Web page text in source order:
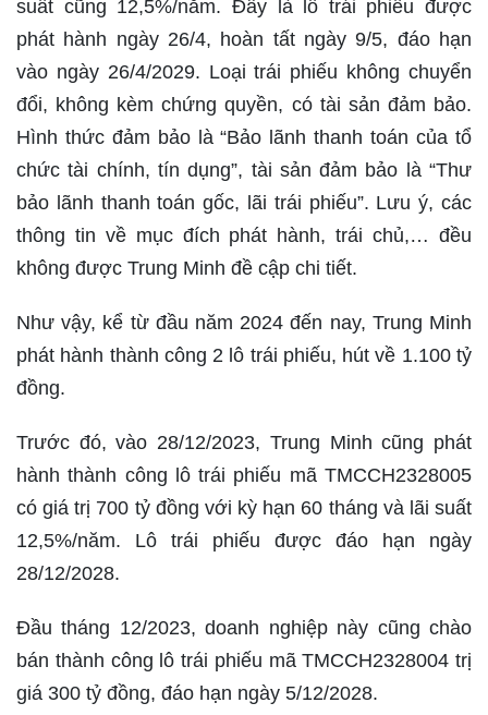
suất cũng 12,5%/năm. Đây là lô trái phiếu được
phát hành ngày 26/4, hoàn tất ngày 9/5, đáo hạn
vào ngày 26/4/2029. Loại trái phiếu không chuyển
đổi, không kèm chứng quyền, có tài sản đảm bảo.
Hình thức đảm bảo là “Bảo lãnh thanh toán của tổ
chức tài chính, tín dụng”, tài sản đảm bảo là “Thư
bảo lãnh thanh toán gốc, lãi trái phiếu”. Lưu ý, các
thông tin về mục đích phát hành, trái chủ,… đều
không được Trung Minh đề cập chi tiết.
Như vậy, kể từ đầu năm 2024 đến nay, Trung Minh
phát hành thành công 2 lô trái phiếu, hút về 1.100 tỷ
đồng.
Trước đó, vào 28/12/2023, Trung Minh cũng phát
hành thành công lô trái phiếu mã TMCCH2328005
có giá trị 700 tỷ đồng với kỳ hạn 60 tháng và lãi suất
12,5%/năm. Lô trái phiếu được đáo hạn ngày
28/12/2028.
Đầu tháng 12/2023, doanh nghiệp này cũng chào
bán thành công lô trái phiếu mã TMCCH2328004 trị
giá 300 tỷ đồng, đáo hạn ngày 5/12/2028.